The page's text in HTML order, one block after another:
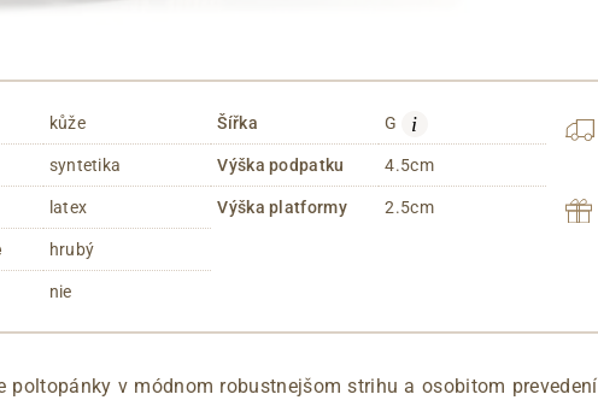
kůže
syntetika
latex
hrubý
nie
Šířka G i
Výška podpatku 4.5cm
Výška platformy 2.5cm
poltopánky v módnom robustnejšom strihu a osobitom prevedení